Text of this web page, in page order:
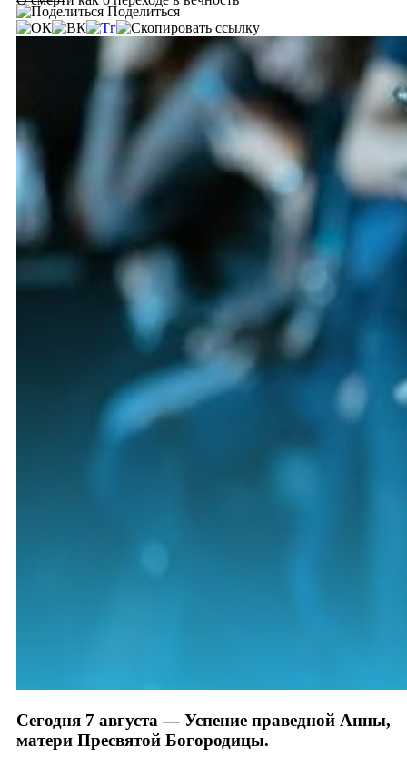
Поделиться
Сегодня 7 августа — Успение праведной Анны,
матери Пресвятой Богородицы.